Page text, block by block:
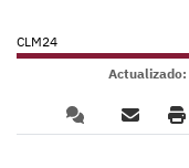
CLM24
Actualizado: